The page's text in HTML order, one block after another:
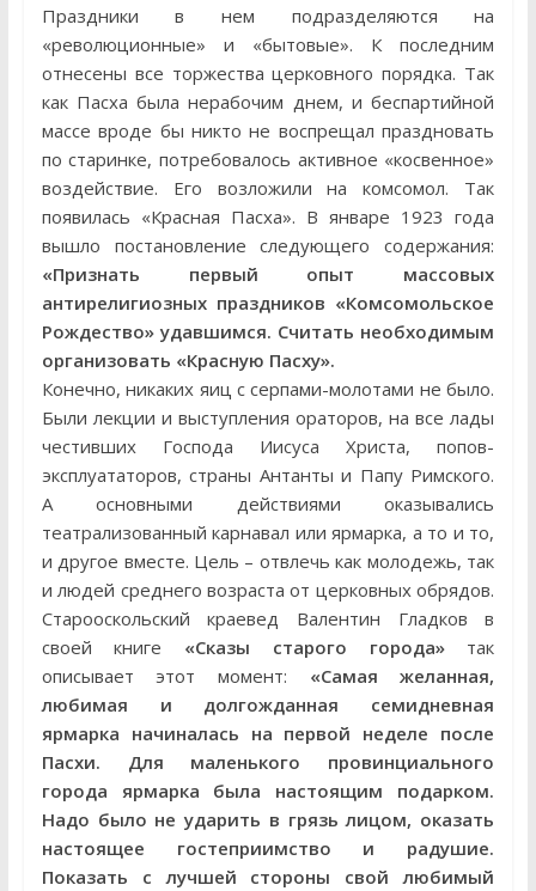
Праздники в нем подразделяются на
«революционные» и «бытовые». К последним
отнесены все торжества церковного порядка. Так
как Пасха была нерабочим днем, и беспартийной
массе вроде бы никто не воспрещал праздновать
по старинке, потребовалось активное «косвенное»
воздействие. Его возложили на комсомол. Так
появилась «Красная Пасха». В январе 1923 года
вышло постановление следующего содержания:
«Признать первый опыт массовых
антирелигиозных праздников «Комсомольское
Рождество» удавшимся. Считать необходимым
организовать «Красную Пасху».
Конечно, никаких яиц с серпами-молотами не было.
Были лекции и выступления ораторов, на все лады
честивших Господа Иисуса Христа, попов-
эксплуататоров, страны Антанты и Папу Римского.
А основными действиями оказывались
театрализованный карнавал или ярмарка, а то и то,
и другое вместе. Цель – отвлечь как молодежь, так
и людей среднего возраста от церковных обрядов.
Старооскольский краевед Валентин Гладков в
своей книге «Сказы старого города»так
описывает этот момент: «Самая желанная,
любимая и долгожданная семидневная
ярмарка начиналась на первой неделе после
Пасхи. Для маленького провинциального
города ярмарка была настоящим подарком.
Надо было не ударить в грязь лицом, оказать
настоящее гостеприимство и радушие.
Показать с лучшей стороны свой любимый